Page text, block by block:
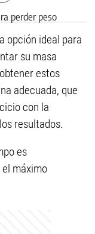
opción ideal para
su masa
estos
adecuada, que
con la
resultados.
es
máximo